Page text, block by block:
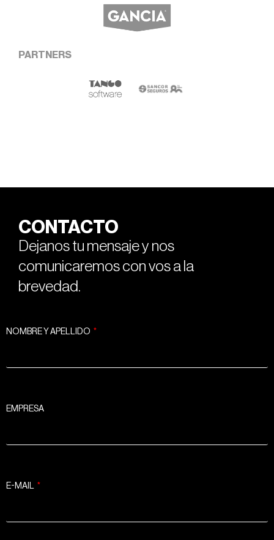
PARTNERS
CONTACTO
Dejanos tu mensaje y nos
comunicaremos con vos a la
brevedad.
NOMBRE Y APELLIDO
EMPRESA
E-MAIL